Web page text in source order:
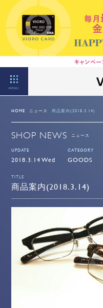
MENU
HOME ニュース 商品案内(2018.3.14)
SHOP NEWS ニュース
UPDATE
2018.3.14 Wed
CATEGORY
GOODS
TITLE
商品案内(2018.3.14)